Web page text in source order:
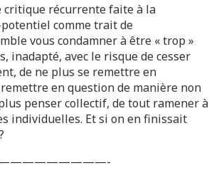
critique récurrente faite à la
comme trait de
vous condamner à être « trop »
inadapté, avec le risque de cesser
de ne plus se remettre en
en question de manière non
penser collectif, de tout ramener à
individuelles. Et si on en finissait